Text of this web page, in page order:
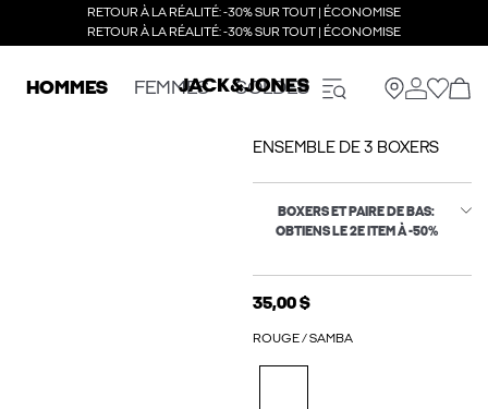
RETOUR À LA RÉALITÉ: -30% SUR TOUT | ÉCONOMISE
RETOUR À LA RÉALITÉ: -30% SUR TOUT | ÉCONOMISE
HOMMES FEMMES SOLDES
ENSEMBLE DE 3 BOXERS
BOXERS ET PAIRE DE BAS:
OBTIENS LE 2E ITEM À -50%
35,00 $
ROUGE / SAMBA